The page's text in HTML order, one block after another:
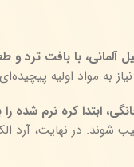
آلمانی، با بافت ترد
به مواد اولیه
ابتدا کره نرم
شوند. در نهایت،